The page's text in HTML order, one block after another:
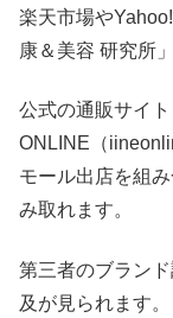
楽天市場や
康＆美容 研究所
公式の通販サイ
ONLINE（
モール出店を組
み取れます。
第三者のブラン
及が見られます。